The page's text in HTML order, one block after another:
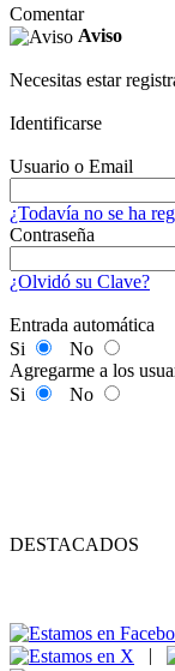
Comentar
Aviso
Necesitas estar
Identificarse
Usuario o Email
¿Todavía no se ha
Contraseña
¿Olvidó su Clave?
Entrada automática
Si
No
Agregarme a los
Si
No
DESTACADOS
|